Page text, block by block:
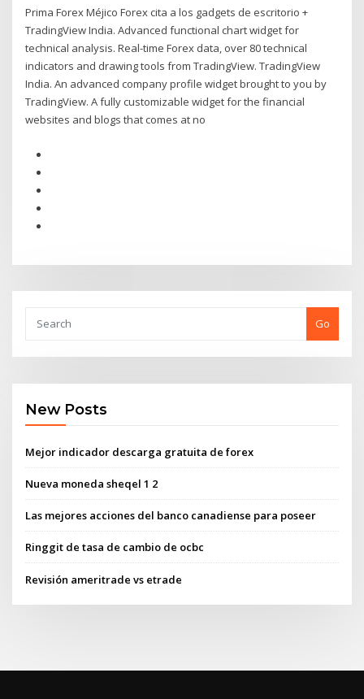
Prima Forex Méjico Forex cita a los gadgets de escritorio +
TradingView India. Advanced functional chart widget for
technical analysis. Real-time Forex data, over 80 technical
indicators and drawing tools from TradingView. TradingView
India. An advanced company profile widget brought to you by
TradingView. A fully customizable widget for the financial
websites and blogs that comes at no
Go
New Posts
Mejor indicador descarga gratuita de forex
Nueva moneda sheqel 1 2
Las mejores acciones del banco canadiense para poseer
Ringgit de tasa de cambio de ocbc
Revisión ameritrade vs etrade